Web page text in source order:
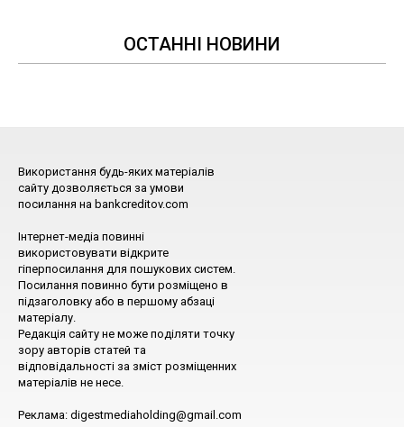
ОСТАННІ НОВИНИ
Використання будь-яких матеріалів
сайту дозволяється за умови
посилання на bankcreditov.com
Інтернет-медіа повинні
використовувати відкрите
гіперпосилання для пошукових систем.
Посилання повинно бути розміщено в
підзаголовку або в першому абзаці
матеріалу.
Редакція сайту не може поділяти точку
зору авторів статей та
відповідальності за зміст розміщенних
матеріалів не несе.
Реклама: digestmediaholding@gmail.com